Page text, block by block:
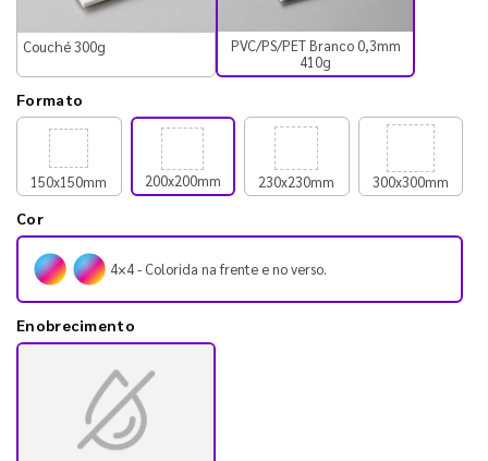
Couché 300g
PVC/PS/PET Branco 0,3mm
410g
Formato
150x150mm 200x200mm 230x230mm 300x300mm
Cor
4×4 - Colorida na frente e no verso.
Enobrecimento